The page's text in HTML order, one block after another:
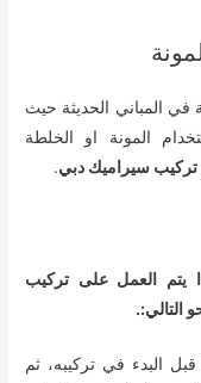
في المباني الحديثة حيث
المونة او الخلطة
تركيب سيراميك دبي.
يتم العمل على تركيب
التالي:.
البدء في تركيبه، ثم